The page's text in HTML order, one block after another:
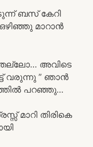
ബസ് കേറി
മാറാൻ
അവിടെ
വരുന്നു ” ഞാൻ
പറഞ്ഞു…
മാറി തിരികെ